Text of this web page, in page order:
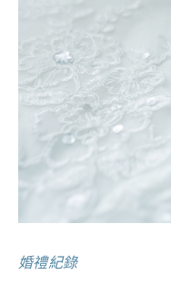
婚禮紀錄